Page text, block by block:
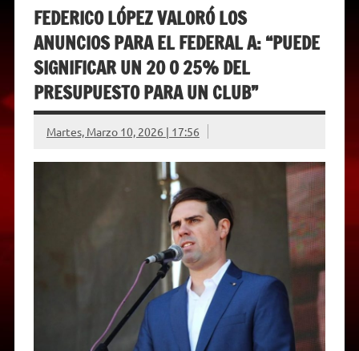
FEDERICO LÓPEZ VALORÓ LOS
ANUNCIOS PARA EL FEDERAL A: “PUEDE
SIGNIFICAR UN 20 O 25% DEL
PRESUPUESTO PARA UN CLUB”
Martes, Marzo 10, 2026 | 17:56